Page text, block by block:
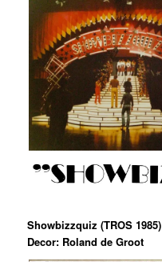
Showbizzquiz (TROS 1985)
Decor: Roland de Groot